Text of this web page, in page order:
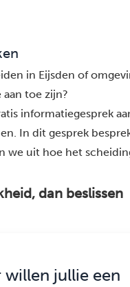
in Eijsden of
toe zijn?
informatiegesprek
In dit gesprek
we uit hoe het
dan beslissen
willen jullie een